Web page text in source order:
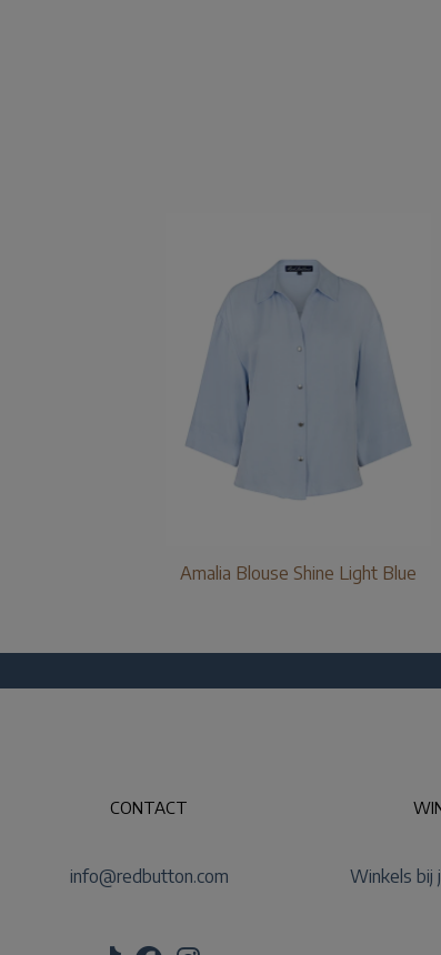
Amalia Blouse Shine Light Blue
CONTACT
info@redbutton.com Winkels bij